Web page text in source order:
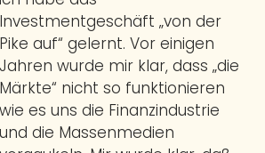
Investmentgeschäft „von der
Pike auf“ gelernt. Vor einigen
Jahren wurde mir klar, dass „die
Märkte“ nicht so funktionieren
wie es uns die Finanzindustrie
und die Massenmedien